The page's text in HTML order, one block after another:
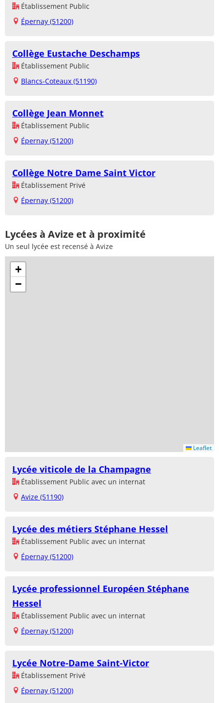
Établissement Public
Épernay (51200)
Collège Eustache Deschamps
Établissement Public
Blancs-Coteaux (51190)
Collège Jean Monnet
Établissement Public
Épernay (51200)
Collège Notre Dame Saint Victor
Établissement Privé
Épernay (51200)
Lycées à Avize et à proximité
Un seul lycée est recensé à Avize
+
−
Leaflet
Lycée viticole de la Champagne
Établissement Public avec un internat
Avize (51190)
Lycée des métiers Stéphane Hessel
Établissement Public avec un internat
Épernay (51200)
Lycée professionnel Européen Stéphane
Hessel
Établissement Public avec un internat
Épernay (51200)
Lycée Notre-Dame Saint-Victor
Établissement Privé
Épernay (51200)